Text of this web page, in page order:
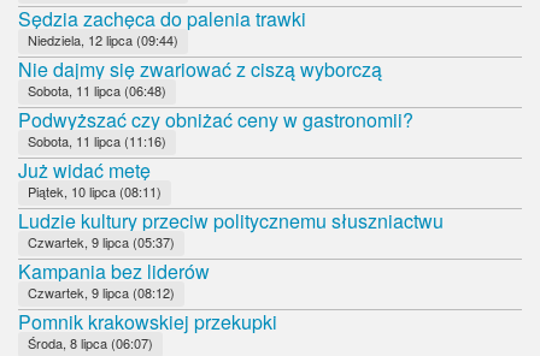
Sędzia zachęca do palenia trawki
Niedziela, 12 lipca (09:44)
Nie dajmy się zwariować z ciszą wyborczą
Sobota, 11 lipca (06:48)
Podwyższać czy obniżać ceny w gastronomii?
Sobota, 11 lipca (11:16)
Już widać metę
Piątek, 10 lipca (08:11)
Ludzie kultury przeciw politycznemu słuszniactwu
Czwartek, 9 lipca (05:37)
Kampania bez liderów
Czwartek, 9 lipca (08:12)
Pomnik krakowskiej przekupki
Środa, 8 lipca (06:07)